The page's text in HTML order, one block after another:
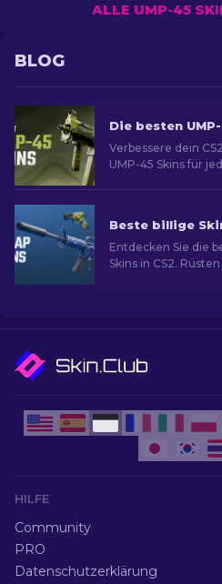
ALLE UMP-45
BLOG
Verbessere dein
UMP-45 Skins für
Entdecken Sie die
Skins in CS2.
HILFE
Community
PRO
Datenschutzerklärung